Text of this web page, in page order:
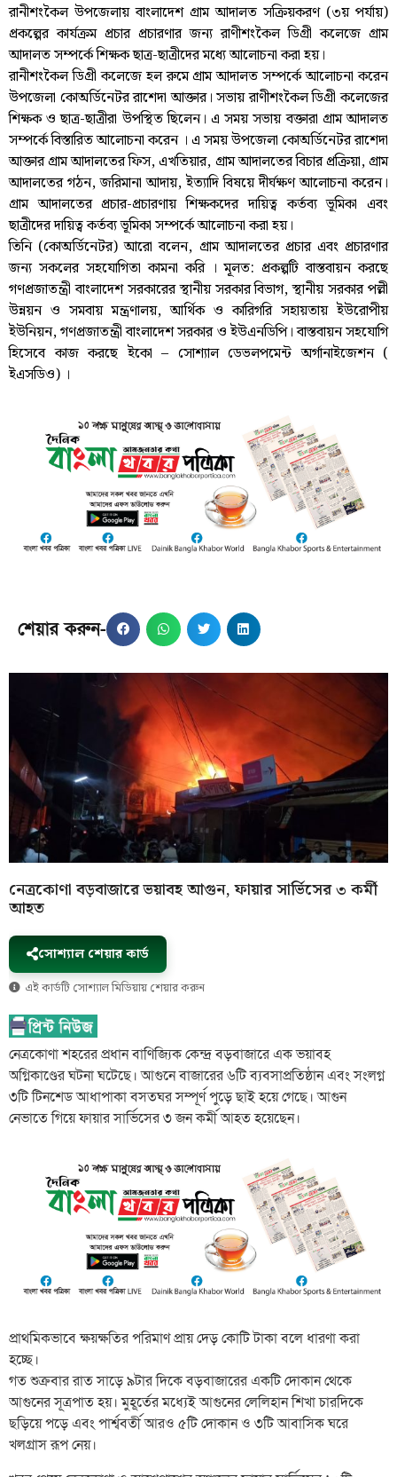
রানীশংকৈল উপজেলায় বাংলাদেশ গ্রাম আদালত সক্রিয়করণ (৩য় পর্যায়)
প্রকল্পের কার্যক্রম প্রচার প্রচারণার জন্য রাণীশংকৈল ডিগ্রী কলেজে গ্রাম
আদালত সম্পর্কে শিক্ষক ছাত্র-ছাত্রীদের মধ্যে আলোচনা করা হয়।
রানীশংকৈল ডিগ্রী কলেজে হল রুমে গ্রাম আদালত সম্পর্কে আলোচনা করেন
উপজেলা কোঅর্ডিনেটর রাশেদা আক্তার। সভায় রাণীশংকৈল ডিগ্রী কলেজের
শিক্ষক ও ছাত্র-ছাত্রীরা উপস্থিত ছিলেন। এ সময় সভায় বক্তারা গ্রাম আদালত
সম্পর্কে বিস্তারিত আলোচনা করেন । এ সময় উপজেলা কোঅর্ডিনেটর রাশেদা
আক্তার গ্রাম আদালতের ফিস, এখতিয়ার, গ্রাম আদালতের বিচার প্রক্রিয়া, গ্রাম
আদালতের গঠন, জরিমানা আদায়, ইত্যাদি বিষয়ে দীর্ঘক্ষণ আলোচনা করেন।
গ্রাম আদালতের প্রচার-প্রচারণায় শিক্ষকদের দায়িত্ব কর্তব্য ভূমিকা এবং
ছাত্রীদের দায়িত্ব কর্তব্য ভূমিকা সম্পর্কে আলোচনা করা হয়।
তিনি (কোঅর্ডিনেটর) আরো বলেন, গ্রাম আদালতের প্রচার এবং প্রচারণার
জন্য সকলের সহযোগিতা কামনা করি । মূলত: প্রকল্পটি বাস্তবায়ন করছে
গণপ্রজাতন্ত্রী বাংলাদেশ সরকারের স্থানীয় সরকার বিভাগ, স্থানীয় সরকার পল্লী
উন্নয়ন ও সমবায় মন্ত্রণালয়, আর্থিক ও কারিগরি সহায়তায় ইউরোপীয়
ইউনিয়ন, গণপ্রজাতন্ত্রী বাংলাদেশ সরকার ও ইউএনডিপি। বাস্তবায়ন সহযোগি
হিসেবে কাজ করছে ইকো – সোশ্যাল ডেভলপমেন্ট অর্গানাইজেশন (
ইএসডিও) ।
শেয়ার করুন-
নেত্রকোণা বড়বাজারে ভয়াবহ আগুন, ফায়ার সার্ভিসের ৩ কর্মী
আহত
সোশ্যাল শেয়ার কার্ড
এই কার্ডটি সোশ্যাল মিডিয়ায় শেয়ার করুন
নেত্রকোণা শহরের প্রধান বাণিজ্যিক কেন্দ্র বড়বাজারে এক ভয়াবহ
অগ্নিকাণ্ডের ঘটনা ঘটেছে। আগুনে বাজারের ৬টি ব্যবসাপ্রতিষ্ঠান এবং সংলগ্ন
৩টি টিনশেড আধাপাকা বসতঘর সম্পূর্ণ পুড়ে ছাই হয়ে গেছে। আগুন
নেভাতে গিয়ে ফায়ার সার্ভিসের ৩ জন কর্মী আহত হয়েছেন।
প্রাথমিকভাবে ক্ষয়ক্ষতির পরিমাণ প্রায় দেড় কোটি টাকা বলে ধারণা করা
হচ্ছে।
​গত শুক্রবার রাত সাড়ে ৯টার দিকে বড়বাজারের একটি দোকান থেকে
আগুনের সূত্রপাত হয়। মুহূর্তের মধ্যেই আগুনের লেলিহান শিখা চারদিকে
ছড়িয়ে পড়ে এবং পার্শ্ববর্তী আরও ৫টি দোকান ও ৩টি আবাসিক ঘরে
খলগ্রাস রূপ নেয়।